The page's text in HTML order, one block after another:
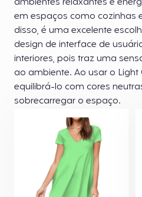
em espaços como cozinhas
disso, é uma excelente
design de interface de
interiores, pois traz uma
ao ambiente. Ao usar o Light
equilibrá-lo com cores
sobrecarregar o espaço.